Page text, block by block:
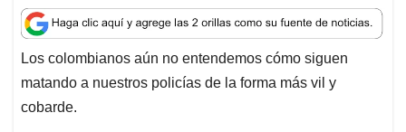
a
t
s
A
p
c
e
b
o
o
n
k
e
d
a
i
l
r
e
a
d
Los colombianos aún no entendemos cómo siguen
matando a nuestros policías de la forma más vil y
cobarde.